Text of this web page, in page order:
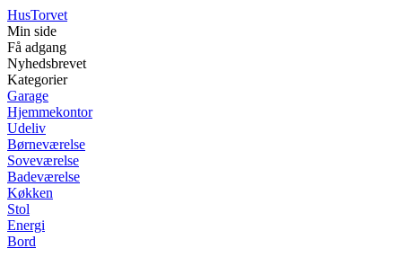
HusTorvet
Min side
Få adgang
Nyhedsbrevet
Kategorier
Garage
Hjemmekontor
Udeliv
Børneværelse
Soveværelse
Badeværelse
Køkken
Stol
Energi
Bord